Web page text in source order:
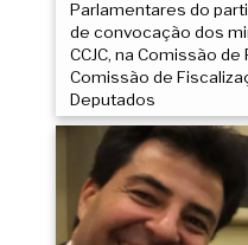
Parlamentares do
de convocação dos
CCJC, na Comissão
Comissão de
Deputados